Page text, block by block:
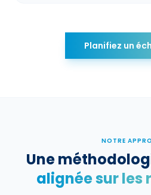
Planifiez un
NOTRE
Une
alignée sur les